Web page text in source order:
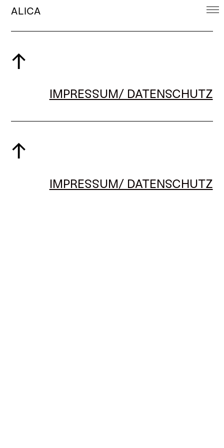
ALICA
↑
IMPRESSUM/ DATENSCHUTZ
↑
IMPRESSUM/ DATENSCHUTZ